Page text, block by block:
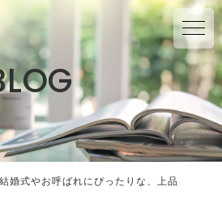
LOG
結婚式やお呼ばれにぴったりな、上品